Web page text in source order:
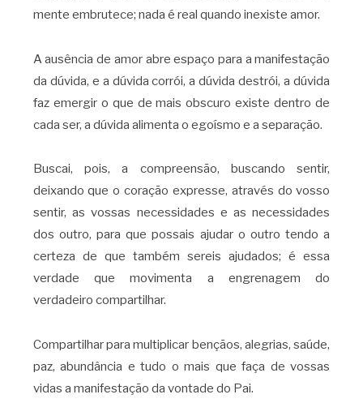
mente embrutece; nada é real quando inexiste amor.
A ausência de amor abre espaço para a manifestação
da dúvida, e a dúvida corrói, a dúvida destrói, a dúvida
faz emergir o que de mais obscuro existe dentro de
cada ser, a dúvida alimenta o egoísmo e a separação.
Buscai, pois, a compreensão, buscando sentir,
deixando que o coração expresse, através do vosso
sentir, as vossas necessidades e as necessidades
dos outro, para que possais ajudar o outro tendo a
certeza de que também sereis ajudados; é essa
verdade que movimenta a engrenagem do
verdadeiro compartilhar.
Compartilhar para multiplicar bençãos, alegrias, saúde,
paz, abundância e tudo o mais que faça de vossas
vidas a manifestação da vontade do Pai.